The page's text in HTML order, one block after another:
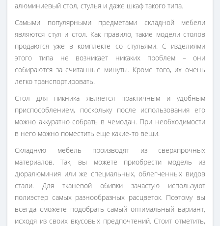
алюминиевый стол, стулья и даже шкаф такого типа.
Самыми популярными предметами складной мебели
являются стул и стол. Как правило, такие модели столов
продаются уже в комплекте со стульями. С изделиями
этого типа не возникает никаких проблем – они
собираются за считанные минуты. Кроме того, их очень
легко транспортировать.
Стол для пикника является практичным и удобным
приспособлением, поскольку после использования его
можно аккуратно собрать в чемодан. При необходимости
в него можно поместить еще какие-то вещи.
Складную мебель производят из сверхпрочных
материалов. Так, вы можете приобрести модель из
дюралюминия или же специальных, облегченных видов
стали. Для тканевой обивки зачастую используют
полиэстер самых разнообразных расцветок. Поэтому вы
всегда сможете подобрать самый оптимальный вариант,
исходя из своих вкусовых предпочтений. Стоит отметить,